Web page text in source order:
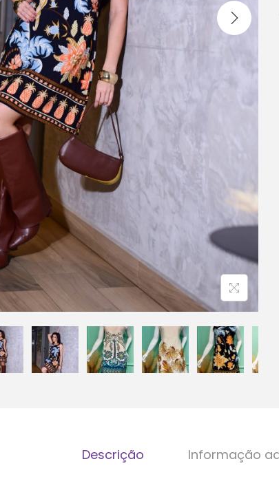
Descrição Informação